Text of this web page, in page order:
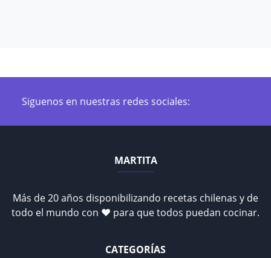
Siguenos en nuestras redes sociales:
MARTITA
Más de 20 años disponibilizando recetas chilenas y de
todo el mundo con ♥ para que todos puedan cocinar.
CATEGORÍAS